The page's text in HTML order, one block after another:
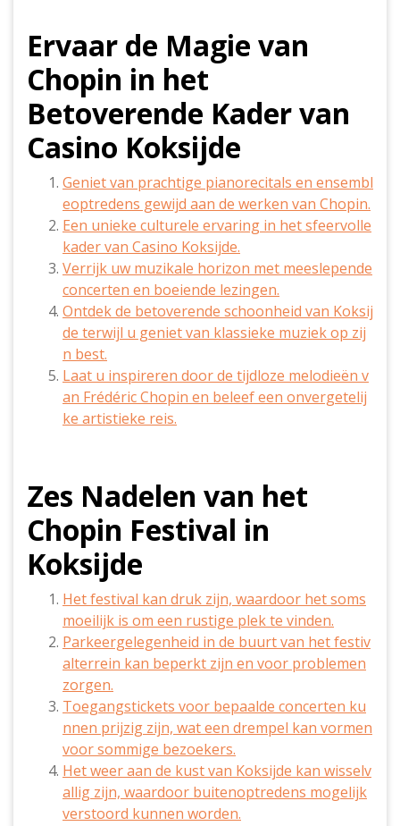
Ervaar de Magie van
Chopin in het
Betoverende Kader van
Casino Koksijde
Geniet van prachtige pianorecitals en ensembl
eoptredens gewijd aan de werken van Chopin.
Een unieke culturele ervaring in het sfeervolle
kader van Casino Koksijde.
Verrijk uw muzikale horizon met meeslepende
concerten en boeiende lezingen.
Ontdek de betoverende schoonheid van Koksij
de terwijl u geniet van klassieke muziek op zij
n best.
Laat u inspireren door de tijdloze melodieën v
an Frédéric Chopin en beleef een onvergetelij
ke artistieke reis.
Zes Nadelen van het
Chopin Festival in
Koksijde
Het festival kan druk zijn, waardoor het soms
moeilijk is om een rustige plek te vinden.
Parkeergelegenheid in de buurt van het festiv
alterrein kan beperkt zijn en voor problemen
zorgen.
Toegangstickets voor bepaalde concerten ku
nnen prijzig zijn, wat een drempel kan vormen
voor sommige bezoekers.
Het weer aan de kust van Koksijde kan wisselv
allig zijn, waardoor buitenoptredens mogelijk
verstoord kunnen worden.